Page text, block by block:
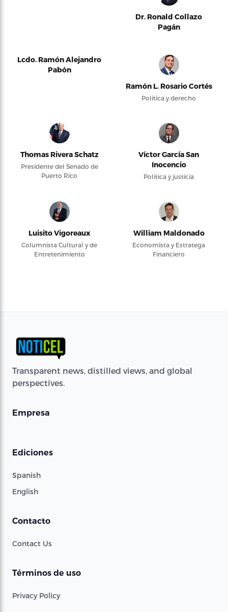
Dr. Ronald Collazo
Pagán
Lcdo. Ramón Alejandro
Pabón
Ramón L. Rosario Cortés
Política y derecho
Thomas Rivera Schatz
Presidente del Senado de
Puerto Rico
Víctor García San
Inocencio
Política y justicia
Luisito Vigoreaux
Columnista Cultural y de
Entretenimiento
William Maldonado
Economista y Estratega
Financiero
Transparent news, distilled views, and global
perspectives.
Empresa
Ediciones
Spanish
English
Contacto
Contact Us
Términos de uso
Privacy Policy